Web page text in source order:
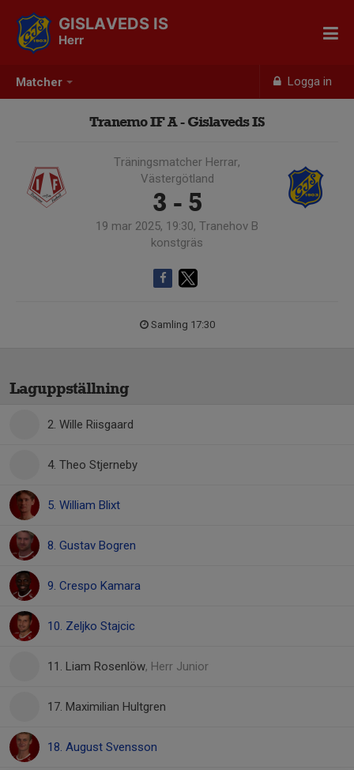
Matcher Logga in
GISLAVEDS IS
Herr
Tranemo IF A - Gislaveds IS
Träningsmatcher Herrar,
Västergötland
3 - 5
19 mar 2025, 19:30, Tranehov B
konstgräs
Samling 17:30
Laguppställning
2. Wille Riisgaard
4. Theo Stjerneby
5. William Blixt
8. Gustav Bogren
9. Crespo Kamara
10. Zeljko Stajcic
11. Liam Rosenlöw, Herr Junior
17. Maximilian Hultgren
18. August Svensson